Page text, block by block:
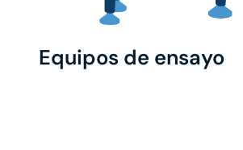
Equipos de ensayo